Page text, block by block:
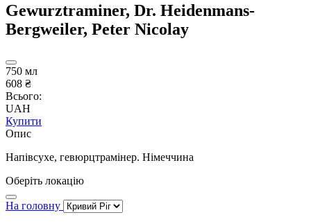
Gewurztraminer, Dr. Heidenmans-
Bergweiler, Peter Nicolay
750 мл
608 ₴
Всього:
UAH
Купити
Опис
Напівсухе, гевюрцтрамінер. Німеччина
Оберіть локацію
На головну